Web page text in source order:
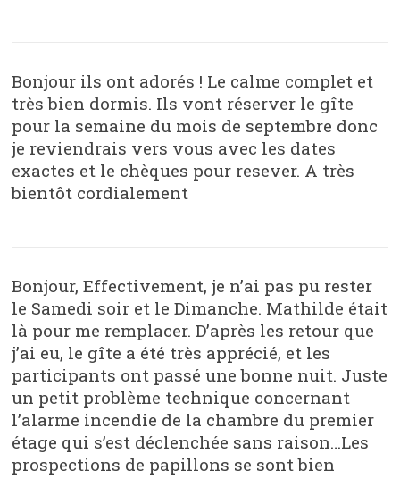
Bonjour ils ont adorés ! Le calme complet et
très bien dormis. Ils vont réserver le gîte
pour la semaine du mois de septembre donc
je reviendrais vers vous avec les dates
exactes et le chèques pour resever. A très
bientôt cordialement
Bonjour, Effectivement, je n’ai pas pu rester
le Samedi soir et le Dimanche. Mathilde était
là pour me remplacer. D’après les retour que
j’ai eu, le gîte a été très apprécié, et les
participants ont passé une bonne nuit. Juste
un petit problème technique concernant
l’alarme incendie de la chambre du premier
étage qui s’est déclenchée sans raison…Les
prospections de papillons se sont bien